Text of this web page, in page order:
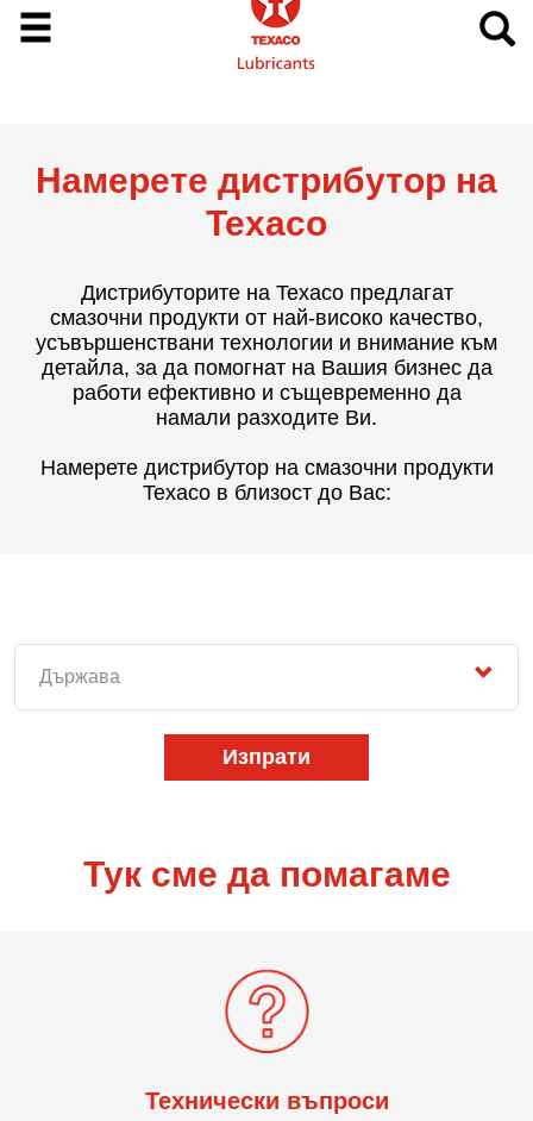
Намерете дистрибутор на
Texaco
Дистрибуторите на Texaco предлагат
смазочни продукти от най-високо качество,
усъвършенствани технологии и внимание към
детайла, за да помогнат на Вашия бизнес да
работи ефективно и същевременно да
намали разходите Ви.
Намерете дистрибутор на смазочни продукти
Texaco в близост до Вас:
Държава
Изпрати
Тук сме да помагаме
Технически въпроси